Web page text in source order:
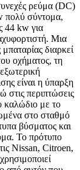
ρεύμα (DC)
πολύ σύντομα,
44 kw για
Μια
διαρκεί
οχήματος, τη
είναι η ύπαρξη
στις περιπτώσεις
καλώδιο με το
στο σταθμό
βύσματος και
Το πρότυπο
Nissan, Citroen,